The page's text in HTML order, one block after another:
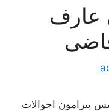
عارف
پیرامون احوالات